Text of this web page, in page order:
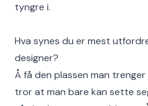
tyngre i.
Hva synes du er mest
designer?
Å få den plassen man trenger
tror at man bare kan sette